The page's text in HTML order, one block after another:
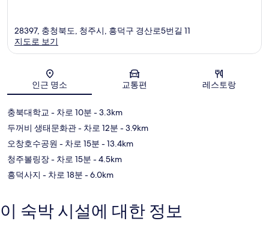
지도
28397, 충청북도, 청주시, 흥덕구 경산로5번길 11
지도로 보기
인근 명소 교통편 레스토랑
충북대학교 - 차로 10분 - 3.3km
두꺼비 생태문화관- 차로 12분 - 3.9km
오창호수공원 - 차로 15분 - 13.4km
청주볼링장- 차로 15분 - 4.5km
흥덕사지 - 차로 18분 - 6.0km
이 숙박 시설에 대한 정보